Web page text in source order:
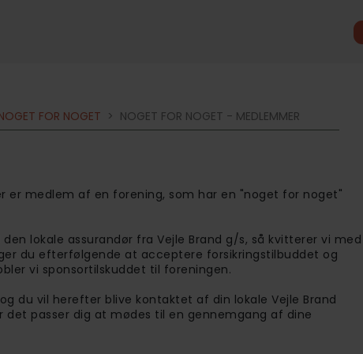
FOR NOGET > NOGET FOR NOGET - MEDLEMMER
er medlem af en forening, som har en "noget for noget"
lokale assurandør fra Vejle Brand g/s, så kvitterer vi med
du efterfølgende at acceptere forsikringstilbuddet og
vi sponsortilskuddet til foreningen.
du vil herefter blive kontaktet af din lokale Vejle Brand
passer dig at mødes til en gennemgang af dine